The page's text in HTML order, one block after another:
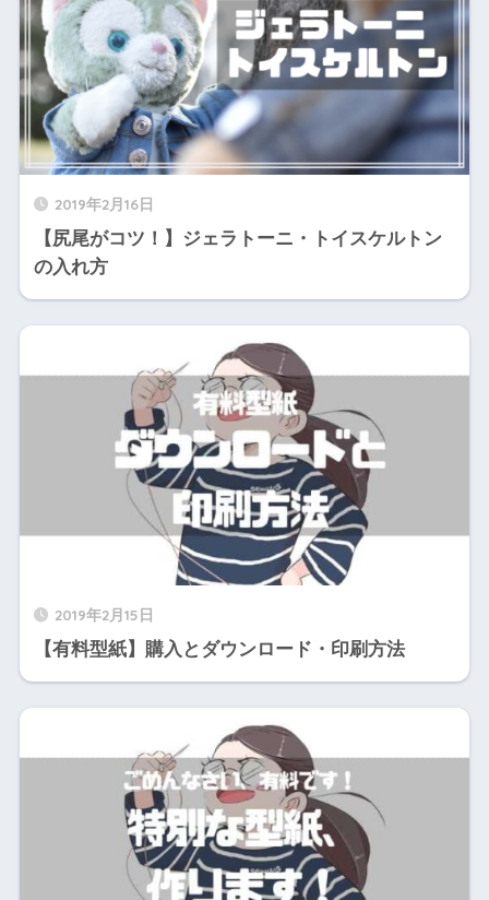
2019年2月16日
【尻尾がコツ！】ジェラトーニ・トイスケルトン
の入れ方
2019年2月15日
【有料型紙】購入とダウンロード・印刷方法